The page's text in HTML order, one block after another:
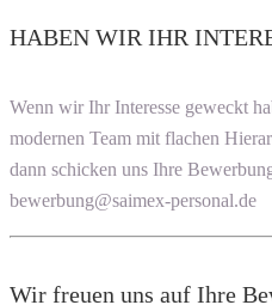
HABEN WIR IHR
Wenn wir Ihr Interesse geweckt
modernen Team mit flachen
dann schicken uns Ihre
bewerbung@saimex-personal.de
Wir freuen uns auf Ihre